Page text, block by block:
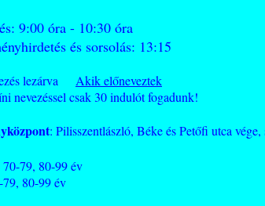
9:00 óra - 10:30 óra
és sorsolás: 13:15
lezárva Akik előneveztek
nevezéssel csak 30 indulót fogadunk!
: Pilisszentlászló, Béke és Petőfi utca
80-99 év
80-99 év